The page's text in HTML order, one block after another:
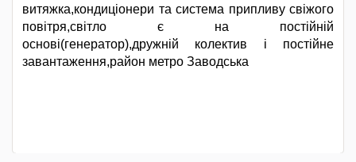
витяжка,кондиціонери та система припливу свіжого
повітря,світло є на постійній
основі(генератор),дружній колектив і постійне
завантаження,район метро Заводська